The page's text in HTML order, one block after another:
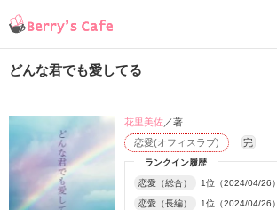
どんな君でも愛してる
ランクイン履歴
恋愛（総合） 1位（2024/04/26）
恋愛（長編） 1位（2024/04/26）
恋愛(オフィスラブ) 完
花里美佐／著